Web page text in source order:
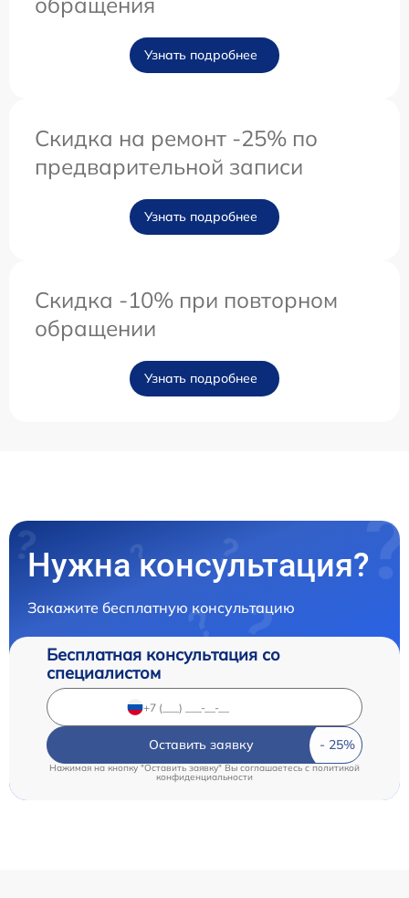
Узнать подробнее
Скидка на ремонт -25% по
предварительной записи
Узнать подробнее
Скидка -10% при повторном
обращении
Узнать подробнее
Нужна консультация?
Закажите бесплатную консультацию
Бесплатная консультация со
специалистом
Оставить заявку
Нажимая на кнопку "Оставить заявку" Вы соглашаетесь c политикой
конфиденциальности